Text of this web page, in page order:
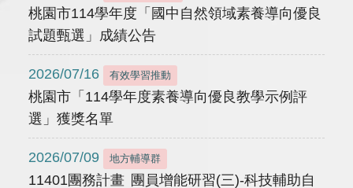
桃園市114學年度「國中自然領域素養導向優良
試題甄選」成績公告
2026/07/16 有效學習推動
桃園市「114學年度素養導向優良教學示例評
選」獲獎名單
2026/07/09 地方輔導群
11401團務計畫 團員增能研習(三)-科技輔助自